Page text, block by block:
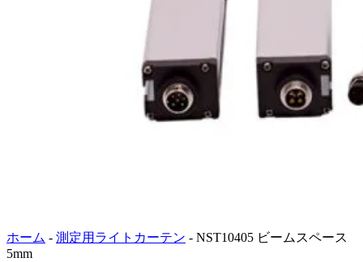
ホーム - 測定用ライトカーテン - NST10405 ビームスペース
5mm